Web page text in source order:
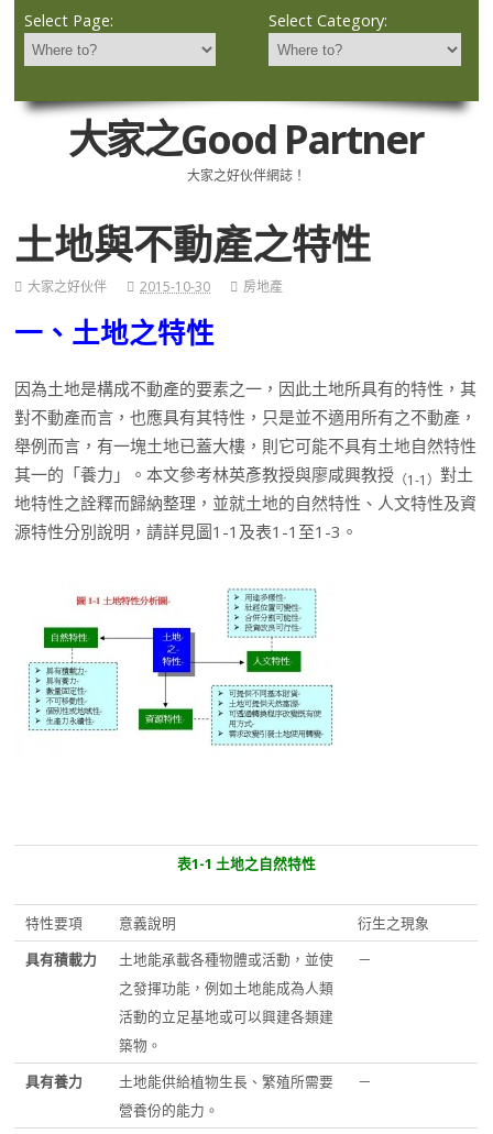
Select Page: Select Category:
大家之Good Partner
大家之好伙伴網誌！
土地與不動產之特性
大家之好伙伴 2015-10-30 房地產
一、土地之特性
因為土地是構成不動產的要素之一，因此土地所具有的特性，其
對不動產而言，也應具有其特性，只是並不適用所有之不動產，
舉例而言，有一塊土地已蓋大樓，則它可能不具有土地自然特性
其一的「養力」。本文參考林英彥教授與廖咸興教授 （1-1）對土
地特性之詮釋而歸納整理，並就土地的自然特性、人文特性及資
源特性分別說明，請詳見圖1-1及表1-1至1-3。
表1-1 土地之自然特性
特性要項 意義說明
衍生之現象
具有積載力
土地能承載各種物體或活動，並使
之發揮功能，例如土地能成為人類
活動的立足基地或可以興建各類建
築物。
－
具有養力
土地能供給植物生長、繁殖所需要
營養份的能力。
－